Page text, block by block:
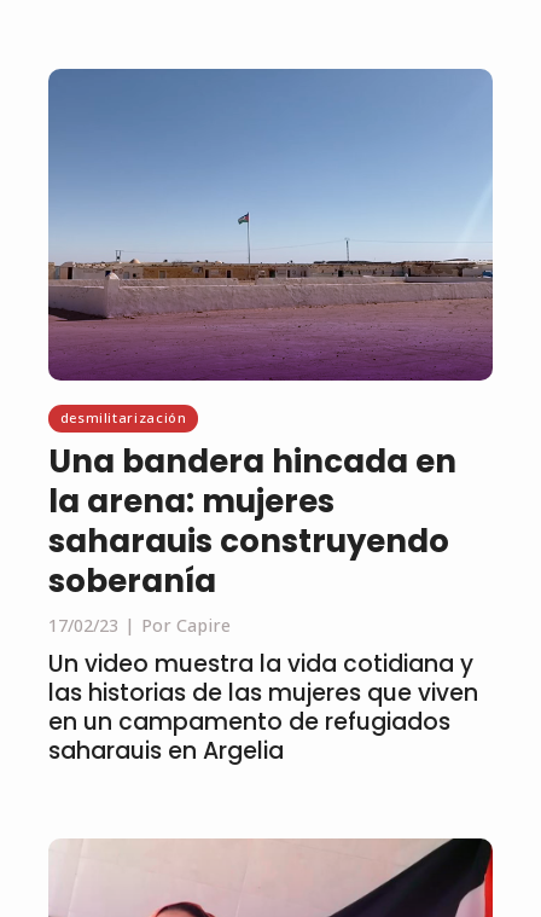
desmilitarización
Una bandera hincada en
la arena: mujeres
saharauis construyendo
soberanía
17/02/23 Por Capire
Un video muestra la vida cotidiana y
las historias de las mujeres que viven
en un campamento de refugiados
saharauis en Argelia